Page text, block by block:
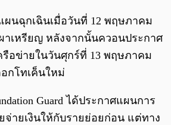
ผนฉุกเฉินเมื่อวันที่ 12 พฤษภาคม
าเหรียญ หลังจากนั้นควอนประกาศ
อข่ายในวันศุกร์ที่ 13 พฤษภาคม
กโทเค็นใหม่
Guard ได้ประกาศแผนการ
จ่ายเงินให้กับรายย่อยก่อน แต่ทาง